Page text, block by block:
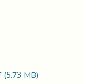
(5.73 MB)